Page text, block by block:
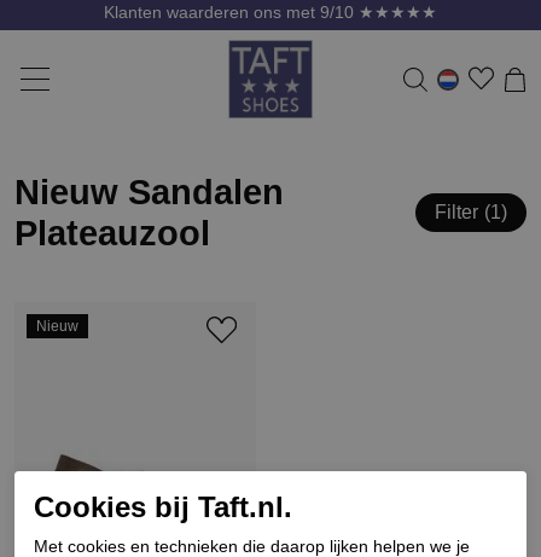
Klanten waarderen ons met 9/10 ★★★★★
Nieuw Sandalen
Plateauzool
Filter 1
Nieuw
Cookies bij Taft.nl.
Met cookies en technieken die daarop lijken helpen we je